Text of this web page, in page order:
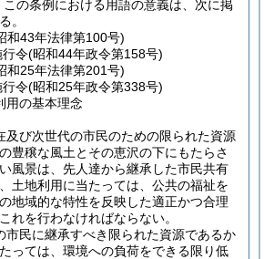
この条例における用語の意義は、次に掲
。
和43年法律第100号)
行令(昭和44年政令第158号)
和25年法律第201号)
行令(昭和25年政令第338号)
用の基本理念
及び次世代の市民のための限られた資源
豊穣な風土とその恵沢の下にもたらさ
風景は、先人達から継承した市民共有
土地利用に当たっては、公共の福祉を
地域的な特性を反映した適正かつ合理
れを行わなければならない。
市民に継承すべき限られた資源であるか
っては、環境への負荷をできる限り低